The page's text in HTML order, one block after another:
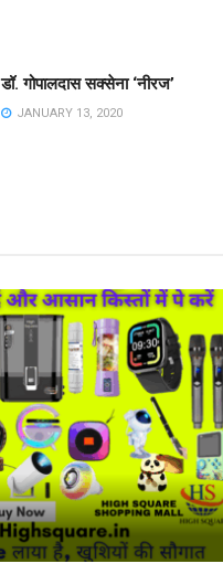
डॉ. गोपालदास सक्सेना ‘नीरज’
JANUARY 13, 2020